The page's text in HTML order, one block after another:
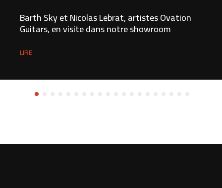
Barth Sky et Nicolas Lebrat, artistes Ovation
Guitars, en visite dans notre showroom
LIRE